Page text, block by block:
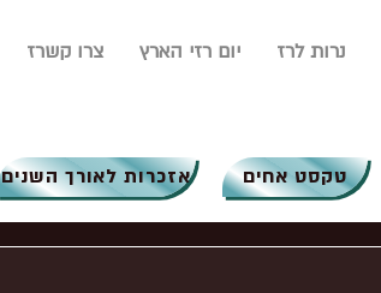
נרות לרז יום רזי הארץ צרו קשרז
אזכרות לאורך השנים טקסט אחים